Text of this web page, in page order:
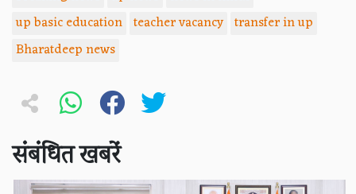
up basic education teacher vacancy transfer in up
Bharatdeep news
संबंधित खबरें